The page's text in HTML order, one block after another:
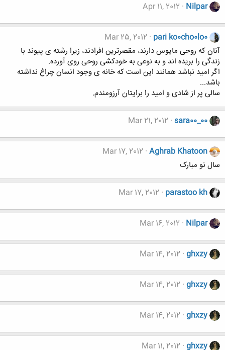
Nilpar
Apr 11, 2012
pari ko0cho0lo0
Mar 25, 2012
آنان که روحی مایوس دارند، مقصرترین افرادند، زیرا رشته ی پیوند با
زندگی را بریده اند و به نوعی به خودکشی روحی روی آورده.
اگر امید نباشد همانند این است که خانه ی وجود انسان چراغ نداشته
باشد...
سالی پر از شادی و امید را برایتان آرزومندم.
sara00_00
Mar 21, 2012
Aghrab Khatoon
Mar 17, 2012
سال نو مبارک
parastoo kh
Mar 17, 2012
Nilpar
Mar 16, 2012
ghxzy
Mar 14, 2012
ghxzy
Mar 14, 2012
ghxzy
Mar 14, 2012
ghxzy
Mar 11, 2012